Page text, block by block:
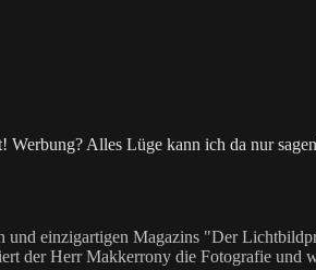
Alles Lüge kann ich da nur
einzigartigen Magazins "Der
der Herr Makkerrony die Fotografie und